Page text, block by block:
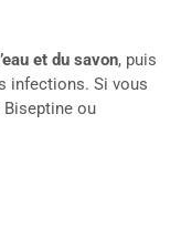
et du savon, puis
infections. Si vous
ou